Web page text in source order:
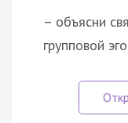
– объясни
групповой